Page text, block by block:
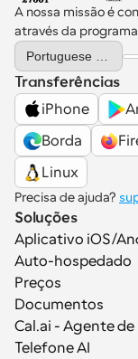
A nossa missão é
através da
Select Language
Transferências
iPhone
Borda
Linux
Precisa de ajuda?
Soluções
Aplicativo iOS/
Auto-hospedado
Preços
Documentos
Cal.ai - Agente de
Telefone AI